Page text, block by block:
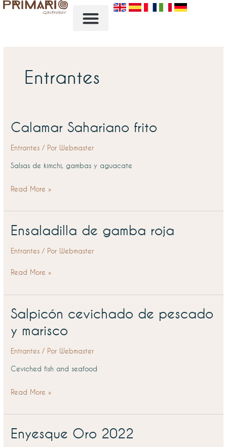
Entrantes
Calamar Sahariano frito
Entrantes / Por Webmaster
Salsas de kimchi, gambas y aguacate
Calamar
frito
Read More »
Ensaladilla de gamba roja
Entrantes / Por Webmaster
Ensaladilla
gamba
Read More »
Salpicón cevichado de pescado
y marisco
Entrantes / Por Webmaster
Ceviched fish and seafood
Salpicón
de
pescado
Read More »
Enyesque Oro 2022
Enyesque